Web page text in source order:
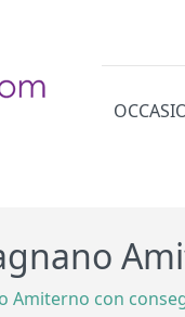
Amiterno con